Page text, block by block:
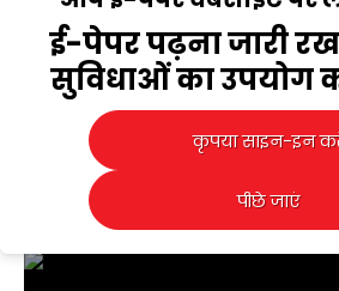
ई-पेपर पढ़ना जारी
सुविधाओं का उपयोग
कृपया साइन-इन
पीछे जाएं
सरकार ने मांगा धार्मिक स्थलों
वाराणसी, 31 091उ0928093509300940 2020...